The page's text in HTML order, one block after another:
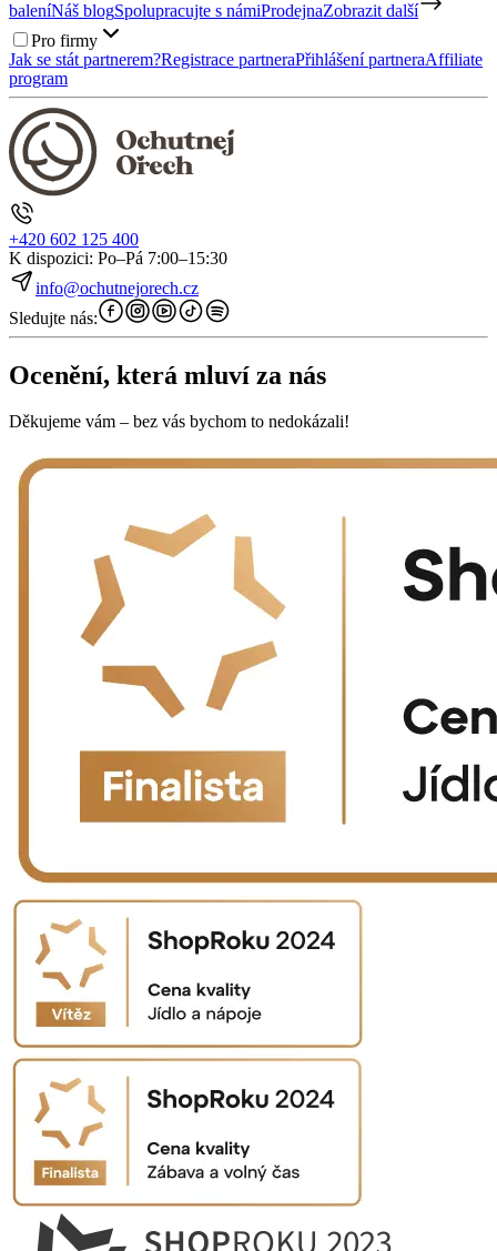
baleníNáš blogSpolupracujte s námiProdejnaZobrazit další
Pro firmy
Jak se stát partnerem?Registrace partneraPřihlášení partneraAffiliate
program
+420 602 125 400
K dispozici: Po–Pá 7:00–15:30
info@ochutnejorech.cz
Sledujte nás:
Ocenění, která mluví za nás
Děkujeme vám – bez vás bychom to nedokázali!